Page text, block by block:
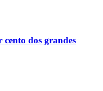
cento dos grandes